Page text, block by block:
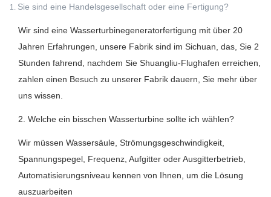
1. Sie sind eine Handelsgesellschaft oder eine Fertigung?
Wir sind eine Wasserturbinegeneratorfertigung mit über 20
Jahren Erfahrungen, unsere Fabrik sind im Sichuan, das, Sie 2
Stunden fahrend, nachdem Sie Shuangliu-Flughafen erreichen,
zahlen einen Besuch zu unserer Fabrik dauern, Sie mehr über
uns wissen.
2. Welche ein bisschen Wasserturbine sollte ich wählen?
Wir müssen Wassersäule, Strömungsgeschwindigkeit,
Spannungspegel, Frequenz, Aufgitter oder Ausgitterbetrieb,
Automatisierungsniveau kennen von Ihnen, um die Lösung
auszuarbeiten